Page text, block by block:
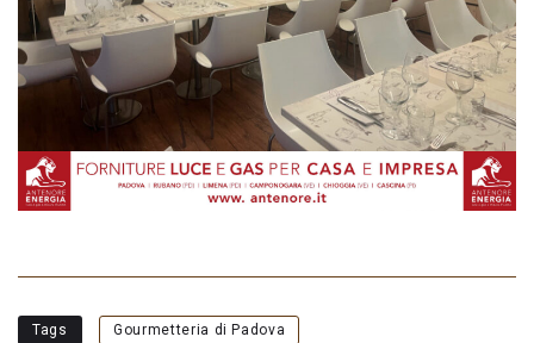
Tags Gourmetteria di Padova